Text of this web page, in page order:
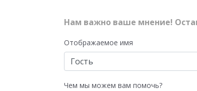
Нам важно ваше мнение!
Отображаемое имя
Чем мы можем вам помочь?